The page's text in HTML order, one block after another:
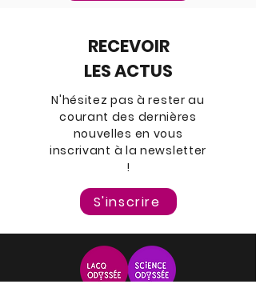
RECEVOIR
LES ACTUS
N'hésitez pas à rester au
courant des dernières
nouvelles en vous
inscrivant à la newsletter
!
S'inscrire